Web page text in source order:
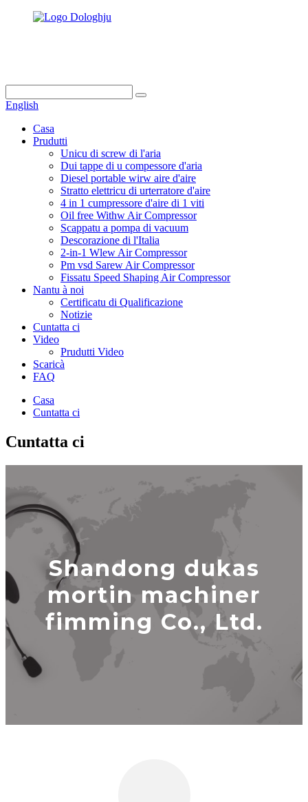
English
Casa
Prudutti
Unicu di screw di l'aria
Dui tappe di u compessore d'aria
Diesel portable wirw aire d'aire
Stratto elettricu di urterratore d'aire
4 in 1 cumpressore d'aire di 1 viti
Oil free Withw Air Compressor
Scappatu a pompa di vacuum
Descorazione di l'Italia
2-in-1 Wlew Air Compressor
Pm vsd Sarew Air Compressor
Fissatu Speed ​​Shaping Air Compressor
Nantu à noi
Certificatu di Qualificazione
Notizie
Cuntatta ci
Video
Prudutti Video
Scaricà
FAQ
Casa
Cuntatta ci
Cuntatta ci
Shandong dukas
mortin machiner
fimming Co., Ltd.